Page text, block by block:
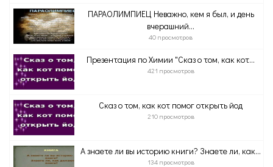
ПАРАОЛИМПИЕЦ Неважно, кем я был, и день
вчерашний...
40 просмотров
Презентация по Химии "Сказ о том, как кот...
421 просмотров
Сказ о том, как кот помог открыть йод
210 просмотров
А знаете ли вы историю книги? Знаете ли, как...
134 просмотров